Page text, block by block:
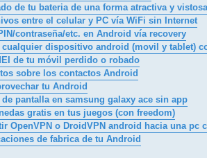
de tu bateria de una forma atractiva y vistosa
entre el celular y PC vía WiFi sin Internet
contraseña/etc. en Android vía recovery
cualquier dispositivo android (movil y tablet)
de tu móvil perdido o robado
sobre los contactos Android
tu Android
pantalla en samsung galaxy ace sin app
gratis en tus juegos (con freedom)
OpenVPN o DroidVPN android hacia una pc
de fabrica de tu Android